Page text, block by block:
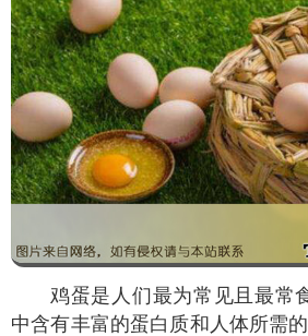
鸡蛋是人们最为常见且最常
中含有丰富的蛋白质和人体所需